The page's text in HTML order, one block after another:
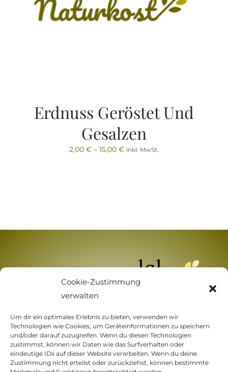
Cookie-Zustimmung
verwalten
Um dir ein optimales Erlebnis zu bieten, verwenden wir
Technologien wie Cookies, um Geräteinformationen zu speichern
und/oder darauf zuzugreifen. Wenn du diesen Technologien
zustimmst, können wir Daten wie das Surfverhalten oder
eindeutige IDs auf dieser Website verarbeiten. Wenn du deine
Zustimmung nicht erteilst oder zurückziehst, können bestimmte
Erdnuss Geröstet Und
Gesalzen
2,00 € – 15,00 € inkl. MwSt.